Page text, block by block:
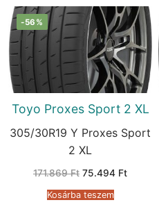
-56%
Toyo Proxes Sport 2 XL
305/30R19 Y Proxes Sport
2 XL
171.869Ft Original
was:
171.869 Ft.
75.494 FtCurrent
Kosárba teszem